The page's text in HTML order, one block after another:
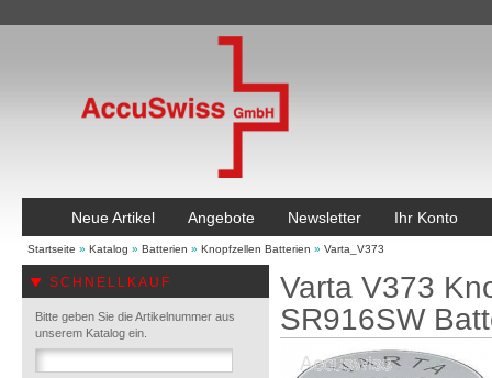
Neue Artikel Angebote Newsletter Ihr Konto
Startseite » Katalog » Batterien » Knopfzellen Batterien » Varta_V373
SCHNELLKAUF
Bitte geben Sie die Artikelnummer aus
unserem Katalog ein.
Varta V373
SR916SW